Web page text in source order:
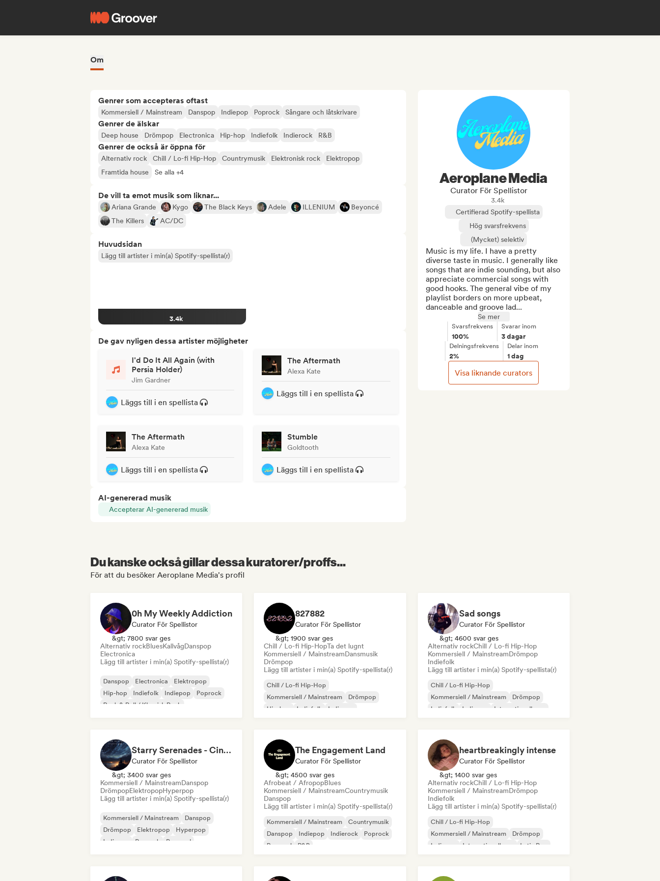
Om
Genrer som accepteras oftast
Kommersiell / Mainstream Danspop Indiepop Poprock Sångare och låtskrivare
Genrer de älskar
Deep house Drömpop Electronica Hip-hop Indiefolk Indierock R&B
Genrer de också är öppna för
Alternativ rock Chill / Lo-fi Hip-Hop Countrymusik Elektronisk rock
Elektropop
Framtida house
Se alla +4
De vill ta emot musik som liknar...
Ariana Grande Kygo The Black Keys Adele ILLENIUM
Beyoncé
The Killers
AC/DC
Huvudsidan
Lägg till artister i min(a) Spotify-spellista(r)
3.4k
De gav nyligen dessa artister möjligheter
I'd Do It All Again (with
Persia Holder)
Jim Gardner
Läggs till i en spellista
The Aftermath
Alexa Kate
Läggs till i en spellista
The Aftermath
Alexa Kate
Läggs till i en spellista
Stumble
Goldtooth
Läggs till i en spellista
AI-genererad musik
Accepterar AI-genererad musik
Aeroplane Media
Curator För Spellistor
3.4k
Certifierad Spotify-spellista
Hög svarsfrekvens
(Mycket) selektiv
Music is my life. I have a pretty
diverse taste in music. I generally like
songs that are indie sounding, but also
appreciate commercial songs with
good hooks. The general vibe of my
playlist borders on more upbeat,
danceable and groove lad...
Se mer
Svarsfrekvens
100%
Svarar inom
3 dagar
Delningsfrekvens
2%
Delar inom
1 dag
Visa liknande curators
Du kanske också gillar dessa kuratorer/proffs...
För att du besöker Aeroplane Media's profil
0h My Weekly Addiction
Curator För Spellistor
&gt; 7800 svar ges
Alternativ rockBluesKallvågDanspop
Electronica
Lägg till artister i min(a) Spotify-spellista(r)
Danspop Electronica
Elektropop
Hip-hop
Indiefolk Indiepop
Poprock
Rock & Roll / Klassisk Rock
827882
Curator För Spellistor
&gt; 1900 svar ges
Chill / Lo-fi Hip-HopTa det lugnt
Kommersiell / MainstreamDansmusik
Drömpop
Lägg till artister i min(a) Spotify-spellista(r)
Chill / Lo-fi Hip-Hop
Kommersiell / Mainstream
Drömpop
Hip-hop
Indiefolk
Indiepop
Sad songs
Curator För Spellistor
&gt; 4600 svar ges
Alternativ rockChill / Lo-fi Hip-Hop
Kommersiell / MainstreamDrömpop
Indiefolk
Lägg till artister i min(a) Spotify-spellista(r)
Chill / Lo-fi Hip-Hop
Kommersiell / Mainstream
Drömpop
Indiefolk
Indiepop
Internationell pop
Starry Serenades - Cinematic Pop for the Night Sky (by Indiemusicflix)
Curator För Spellistor
&gt; 3400 svar ges
Kommersiell / MainstreamDanspop
DrömpopElektropopHyperpop
Lägg till artister i min(a) Spotify-spellista(r)
Kommersiell / Mainstream
Danspop
Drömpop
Elektropop
Hyperpop
Indiepop
Poprock Pop soul
The Engagement Land
Curator För Spellistor
&gt; 4500 svar ges
Afrobeat / AfropopBlues
Kommersiell / MainstreamCountrymusik
Danspop
Lägg till artister i min(a) Spotify-spellista(r)
Kommersiell / Mainstream
Countrymusik
Danspop
Indiepop Indierock
Poprock
Pop soul
R&B
heartbreakingly intense
Curator För Spellistor
&gt; 1400 svar ges
Alternativ rockChill / Lo-fi Hip-Hop
Kommersiell / MainstreamDrömpop
Indiefolk
Lägg till artister i min(a) Spotify-spellista(r)
Chill / Lo-fi Hip-Hop
Kommersiell / Mainstream
Drömpop
Indiepop
Internationell pop
Latin Pop